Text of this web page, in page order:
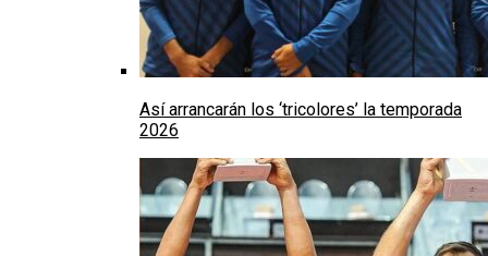
Así arrancarán los ‘tricolores’ la temporada
2026